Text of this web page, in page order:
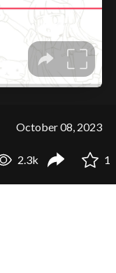
October 08, 2023
2.3k 1